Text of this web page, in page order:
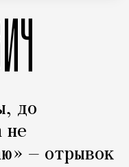
до
не
— отрывок